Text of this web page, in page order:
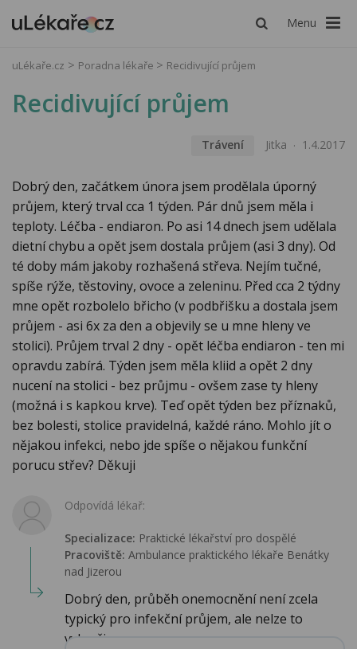
Menu
uLékaře.cz Poradna lékaře Recidivující průjem
Recidivující průjem
Trávení Jitka 1.4.2017
Dobrý den, začátkem února jsem prodělala úporný
průjem, který trval cca 1 týden. Pár dnů jsem měla i
teploty. Léčba - endiaron. Po asi 14 dnech jsem udělala
dietní chybu a opět jsem dostala průjem (asi 3 dny). Od
té doby mám jakoby rozhašená střeva. Nejím tučné,
spíše rýže, těstoviny, ovoce a zeleninu. Před cca 2 týdny
mne opět rozbolelo břicho (v podbřišku a dostala jsem
průjem - asi 6x za den a objevily se u mne hleny ve
stolici). Průjem trval 2 dny - opět léčba endiaron - ten mi
opravdu zabírá. Týden jsem měla kliid a opět 2 dny
nucení na stolici - bez průjmu - ovšem zase ty hleny
(možná i s kapkou krve). Teď opět týden bez příznaků,
bez bolesti, stolice pravidelná, každé ráno. Mohlo jít o
nějakou infekci, nebo jde spíše o nějakou funkční
porucu střev? Děkuji
Odpovídá lékař:
Specializace: Praktické lékařství pro dospělé
Pracoviště: Ambulance praktického lékaře Benátky
nad Jizerou
Dobrý den, průběh onemocnění není zcela
typický pro infekční průjem, ale nelze to
vylouči...